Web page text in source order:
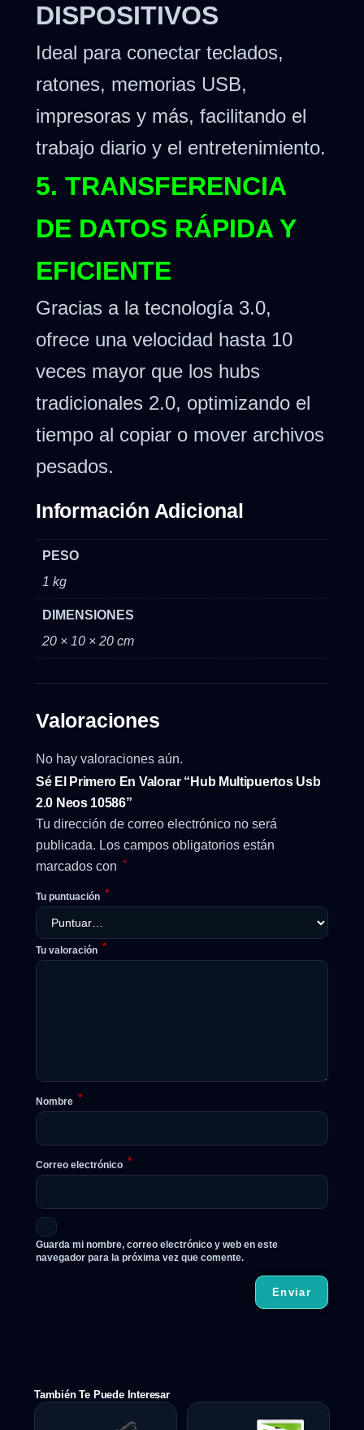
DISPOSITIVOS
Ideal para conectar teclados,
ratones, memorias USB,
impresoras y más, facilitando el
trabajo diario y el entretenimiento.
5. TRANSFERENCIA
DE DATOS RÁPIDA Y
EFICIENTE
Gracias a la tecnología 3.0,
ofrece una velocidad hasta 10
veces mayor que los hubs
tradicionales 2.0, optimizando el
tiempo al copiar o mover archivos
pesados.
Información Adicional
PESO
1 kg
DIMENSIONES
20 × 10 × 20 cm
Valoraciones
No hay valoraciones aún.
Sé El Primero En Valorar “Hub Multipuertos Usb
2.0 Neos 10586”
Tu dirección de correo electrónico no será
publicada. Los campos obligatorios están
marcados con *
Tu puntuación *
Tu valoración *
Nombre *
Correo electrónico *
Guarda mi nombre, correo electrónico y web en este
navegador para la próxima vez que comente.
También Te Puede Interesar